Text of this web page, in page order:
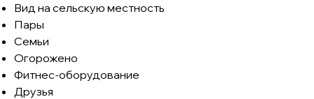
Вид на сельскую местность
Пары
Семьи
Огорожено
Фитнес-оборудование
Друзья